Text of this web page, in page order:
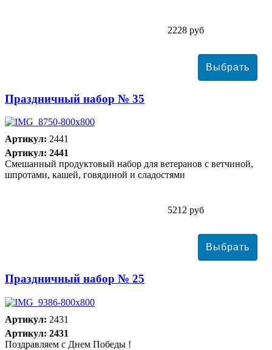
2228 руб
Праздничный набор № 35
Артикул: 2441
Артикул: 2441
Смешанный продуктовый набор для ветеранов с ветчиной,
шпротами, кашей, говядиной и сладостями
5212 руб
Праздничный набор № 25
Артикул: 2431
Артикул: 2431
Поздравляем с Днем Победы !